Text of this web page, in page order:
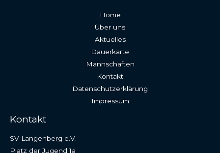
Home
Über uns
Aktuelles
Dauerkarte
Mannschaften
Kontakt
Datenschutzerklärung
Impressum
Kontakt
SV Langenberg e.V.
Platz der Jugend 1a